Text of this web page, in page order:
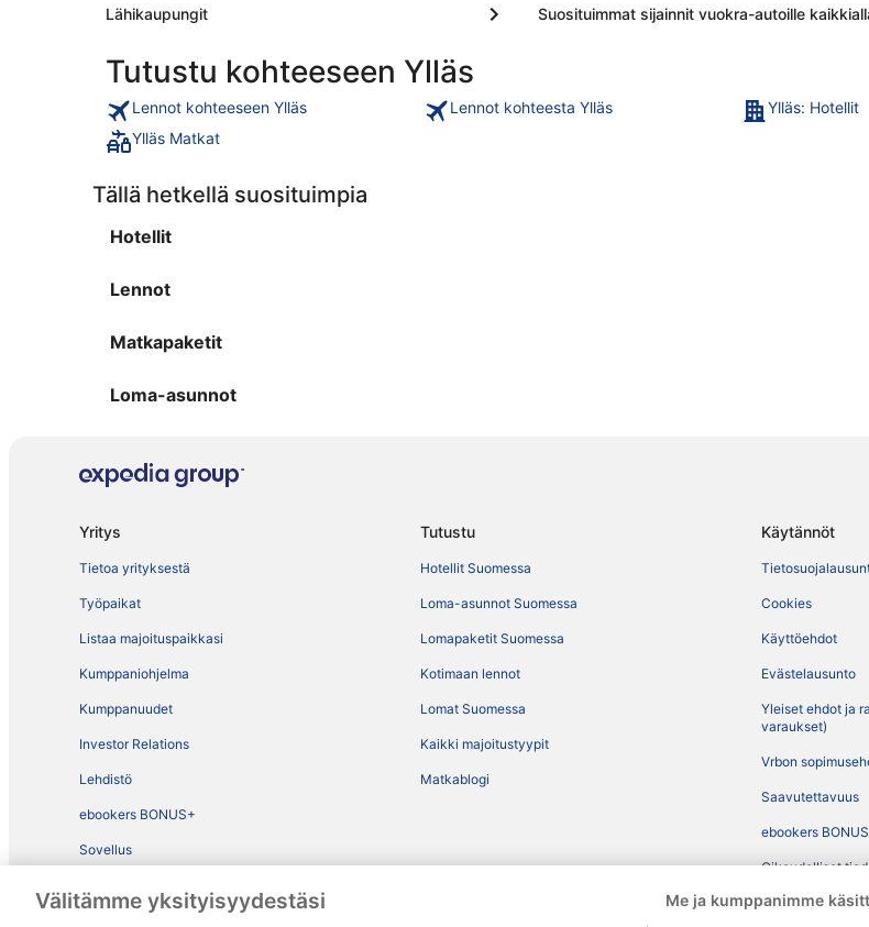
Lähikaupungit Suosituimmat sijainnit vuokra-autoille
Tutustu kohteeseen Ylläs
Lennot kohteeseen Ylläs Lennot kohteesta Ylläs Ylläs: Hotellit
Ylläs Matkat
Tällä hetkellä suosituimpia
Hotellit
Lennot
Matkapaketit
Loma-asunnot
Yritys
Tietoa yrityksestä
Työpaikat
Listaa majoituspaikkasi
Kumppaniohjelma
Kumppanuudet
Investor Relations
Lehdistö
ebookers BONUS+
Sovellus
Tutustu
Hotellit Suomessa
Loma-asunnot Suomessa
Lomapaketit Suomessa
Kotimaan lennot
Lomat Suomessa
Kaikki majoitustyypit
Matkablogi
Käytännöt
Cookies
Käyttöehdot
Evästelausunto
Yleiset ehdot ja
varaukset)
Vrbon
Saavutettavuus
ebookers
Oikeudelliset
Välitämme yksityisyydestäsi Me ja kumppanimme